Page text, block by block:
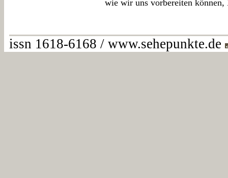
wie wir uns vorbereiten können,
issn 1618-6168 / www.sehepunkte.de